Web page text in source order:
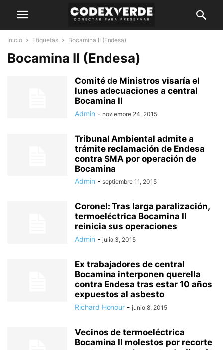
Inicio Etiquetas Bocamina II (Endesa)
Bocamina II (Endesa)
Comité de Ministros visaría el
lunes adecuaciones a central
Bocamina II
Admin - noviembre 24, 2015
Tribunal Ambiental admite a
trámite reclamación de Endesa
contra SMA por operación de
Bocamina
Admin - septiembre 11, 2015
Coronel: Tras larga paralización,
termoeléctrica Bocamina II
reinicia sus operaciones
Admin - julio 3, 2015
Ex trabajadores de central
Bocamina interponen querella
contra Endesa tras estar 10 años
expuestos al asbesto
Richard Honour - junio 8, 2015
Vecinos de termoeléctrica
Bocamina II molestos por recorte